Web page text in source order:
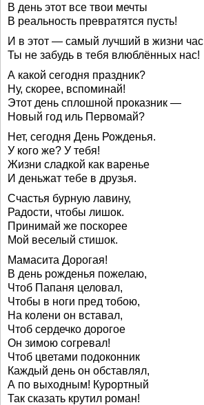
В день этот все твои мечты
В реальность превратятся пусть!
И в этот — самый лучший в жизни час
Ты не забудь в тебя влюблённых нас!
А какой сегодня праздник?
Ну, скорее, вспоминай!
Этот день сплошной проказник —
Новый год иль Первомай?
Нет, сегодня День Рожденья.
У кого же? У тебя!
Жизни сладкой как варенье
И деньжат тебе в друзья.
Счастья бурную лавину,
Радости, чтобы лишок.
Принимай же поскорее
Мой веселый стишок.
Мамасита Дорогая!
В день рожденья пожелаю,
Чтоб Папаня целовал,
Чтобы в ноги пред тобою,
На колени он вставал,
Чтоб сердечко дорогое
Он зимою согревал!
Чтоб цветами подоконник
Каждый день он обставлял,
А по выходным! Курортный
Так сказать крутил роман!